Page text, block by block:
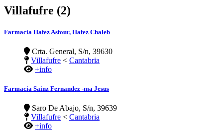
Villafufre (2)
Farmacia Hafez Asfour, Hafez Chaleb
Crta. General, S/n, 39630
Villafufre < Cantabria
+info
Farmacia Sainz Fernandez -ma Jesus
Saro De Abajo, S/n, 39639
Villafufre < Cantabria
+info